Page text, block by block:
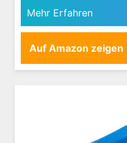
Mehr Erfahren
Auf Amazon zeigen